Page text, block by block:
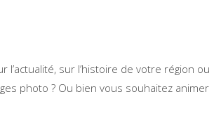
l’actualité, sur l’histoire de votre région ou
photo ? Ou bien vous souhaitez animer